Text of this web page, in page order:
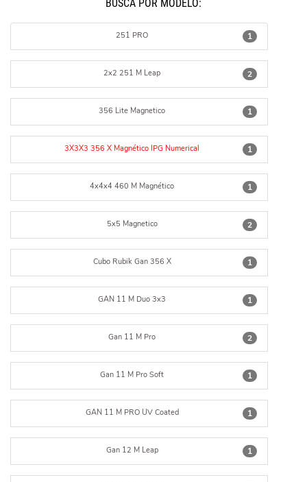
BUSCÁ POR MODELO:
1
251 PRO
2
2x2 251 M Leap
1
356 Lite Magnetico
1
3X3X3 356 X Magnético IPG Numerical
1
4x4x4 460 M Magnético
2
5x5 Magnetico
1
Cubo Rubik Gan 356 X
1
GAN 11 M Duo 3x3
2
Gan 11 M Pro
1
Gan 11 M Pro Soft
1
GAN 11 M PRO UV Coated
1
Gan 12 M Leap